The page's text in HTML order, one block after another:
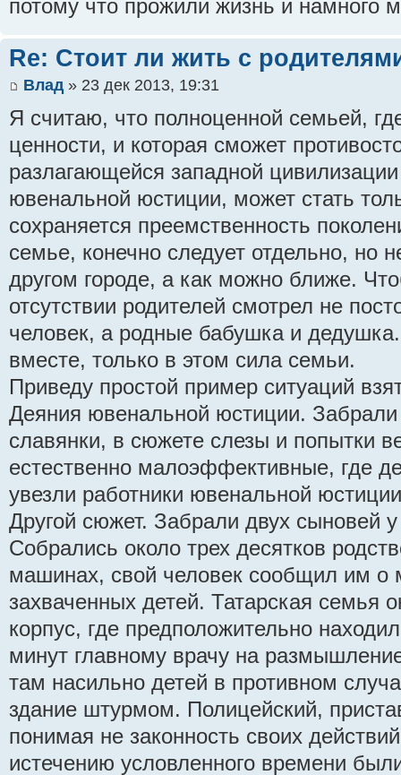
потому что прожили жизнь и намного
Re: Стоит ли жить с
Влад » 23 дек 2013, 19:31
Я считаю, что полноценной семьей,
ценности, и которая сможет
разлагающейся западной
ювенальной юстиции, может стать
сохраняется преемственность
семье, конечно следует отдельно, но
другом городе, а как можно ближе.
отсутствии родителей смотрел не
человек, а родные бабушка и
вместе, только в этом сила семьи.
Приведу простой пример ситуаций
Деяния ювенальной юстиции.
славянки, в сюжете слезы и попытки
естественно малоэффективные, где
увезли работники ювенальной
Другой сюжет. Забрали двух сыновей
Собрались около трех десятков
машинах, свой человек сообщил им о
захваченных детей. Татарская семья
корпус, где предположительно
минут главному врачу на
там насильно детей в противном
здание штурмом. Полицейский,
понимая не законность своих
истечению условленного времени